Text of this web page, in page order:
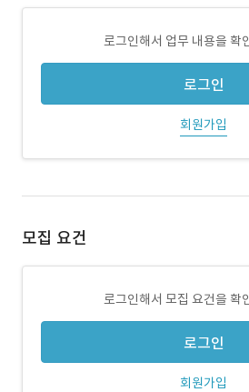
로그인해서 업무 내용을 확
로그인
회원가입
모집 요건
로그인해서 모집 요건을 확
로그인
회원가입